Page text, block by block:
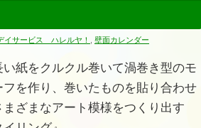
イサービス ハレルヤ！ 壁面カレンダー
い紙をクルクル巻いて渦巻き型のモ
フを作り、巻いたものを貼り合わせ
まざまなアート模様をつくり出す